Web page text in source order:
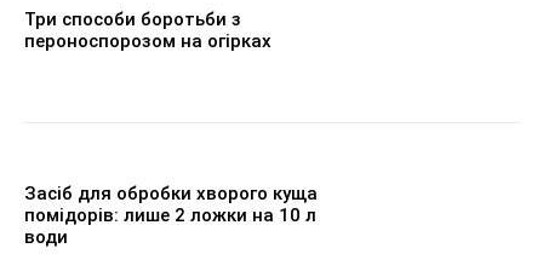
Три способи боротьби з
пероноспорозом на огірках
Засіб для обробки хворого куща
помідорів: лише 2 ложки на 10 л
води